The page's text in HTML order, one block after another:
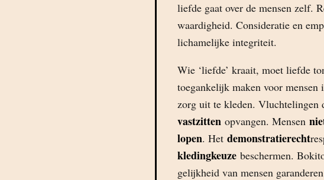
liefde gaat over de mensen zelf.
waardigheid. Consideratie en
lichamelijke integriteit.
Wie ‘liefde’ kraait, moet liefde
toegankelijk maken voor
zorg uit te kleden. Vluchtelingen
vastzitten opvangen. Mensen
lopen. Het demonstratierecht
kledingkeuze beschermen.
gelijkheid van mensen